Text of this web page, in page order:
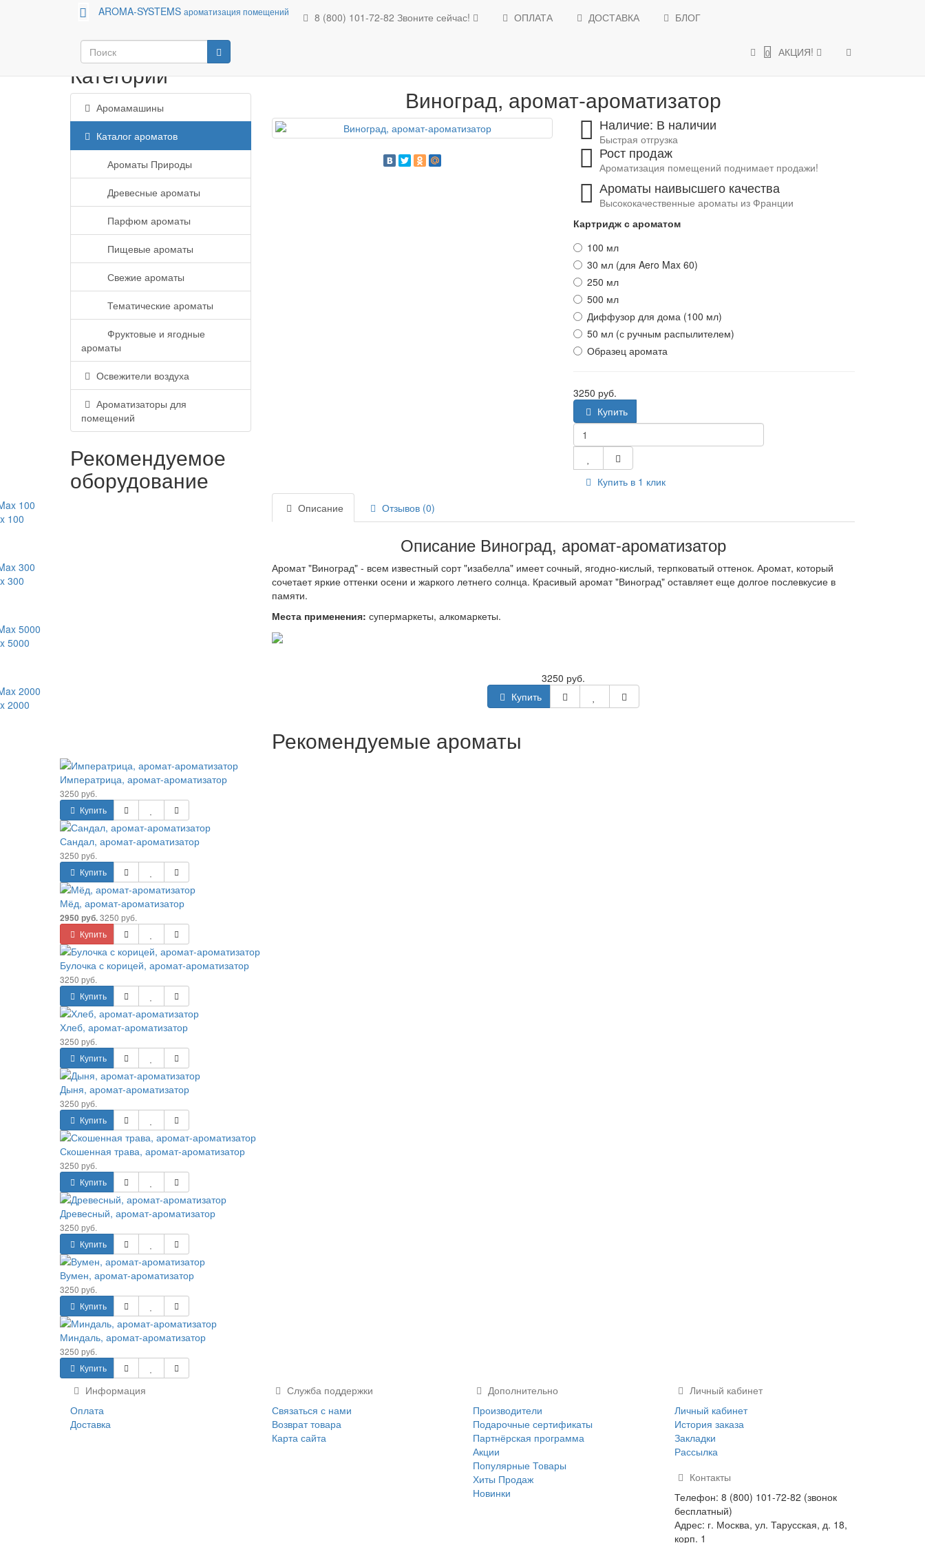
AROMA-SYSTEMS ароматизация помещений 8 (800) 101-72-82 Звоните сейчас! ОПЛАТА ДОСТАВКА БЛОГ
0 АКЦИЯ!
Аромамашины Каталог ароматов Освежители воздуха Ароматизаторы для помещений АКЦИИ и СКИДКИ
Категории
Аромамашины
Каталог ароматов
Ароматы Природы
Древесные ароматы
Парфюм ароматы
Пищевые ароматы
Свежие ароматы
Тематические ароматы
Фруктовые и ягодные
ароматы
Освежители воздуха
Ароматизаторы для
помещений
Рекомендуемое
оборудование
Виноград, аромат-ароматизатор
Наличие: В наличии
Быстрая отгрузка
Рост продаж
Ароматизация помещений поднимает продажи!
Ароматы наивысшего качества
Высококачественные ароматы из Франции
Картридж с ароматом
100 мл
30 мл (для Aero Max 60)
250 мл
500 мл
Диффузор для дома (100 мл)
50 мл (с ручным распылителем)
Образец аромата
3250 руб.
Купить
Купить в 1 клик
Описание
Отзывов (0)
Описание Виноград, аромат-ароматизатор
Аромат "Виноград" - всем известный сорт "изабелла" имеет сочный, ягодно-кислый, терпковатый оттенок. Аромат, который
сочетает яркие оттенки осени и жаркого летнего солнца. Красивый аромат "Виноград" оставляет еще долгое послевкусие в
памяти.
Места применения: супермаркеты, алкомаркеты.
3250 руб.
Купить
Рекомендуемые ароматы
ароматизатор
аромат-ароматизатор
ароматизатор
ароматизатор
Информация
Оплата
Доставка
Служба поддержки
Связаться с нами
Возврат товара
Карта сайта
Дополнительно
Производители
Подарочные сертификаты
Партнёрская программа
Акции
Популярные Товары
Хиты Продаж
Новинки
Личный кабинет
Личный кабинет
История заказа
Закладки
Рассылка
Контакты
Телефон: 8 (800) 101-72-82 (звонок
бесплатный)
Адрес: г. Москва, ул. Тарусская, д. 18,
корп. 1